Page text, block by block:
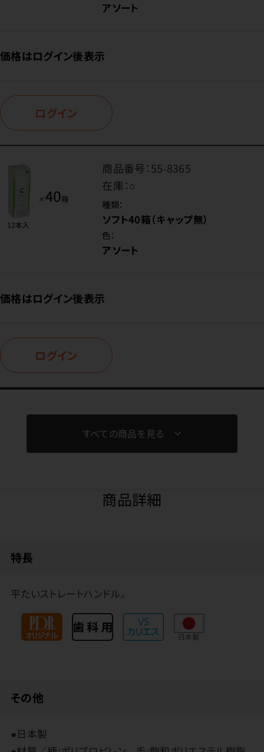
アソート
価格はログイン後表示
ログイン
商品番号：55-8365
在庫：○
種類：
ソフト40箱（キャップ無）
色：
アソート
価格はログイン後表示
ログイン
すべての商品を見る
商品詳細
特長
平たいストレートハンドル。
その他
●日本製